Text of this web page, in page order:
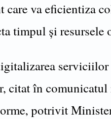
care va eficientiza
timpul și resursele
citat în
potrivit